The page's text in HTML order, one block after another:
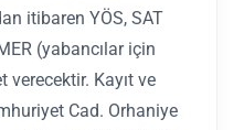
itibaren YÖS, SAT
(yabancılar için
verecektir. Kayıt ve
Cad. Orhaniye